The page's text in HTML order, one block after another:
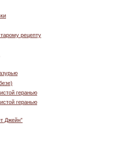
рецепту
геранью
геранью
Джейн”